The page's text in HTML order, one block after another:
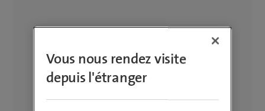
Vous nous rendez visite
depuis l'étranger